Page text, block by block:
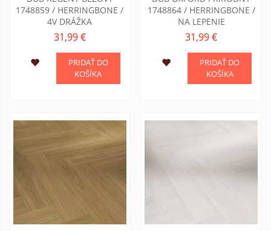
1748859 / HERRINGBONE /
4V DRÁŽKA
31,99 €
PRIDAŤ DO
KOŠÍKA
1748864 / HERRINGBONE /
NA LEPENIE
31,99 €
PRIDAŤ DO
KOŠÍKA